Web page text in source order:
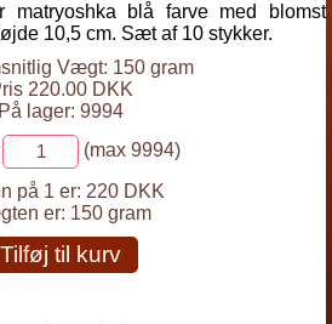
matryoshka blå farve med blomst
10,5 cm. Sæt af 10 stykker.
Vægt: 150 gram
220.00 DKK
På lager: 9994
(max 9994)
på 1 er: 220 DKK
er: 150 gram
Tilføj til kurv